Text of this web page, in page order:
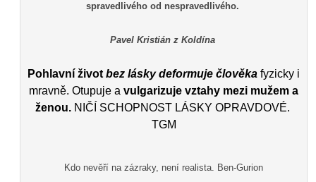
spravedlivého od nespravedlivého.
Pavel Kristián z Koldína
Pohlavní život bez lásky deformuje člověka fyzicky i
mravně. Otupuje avulgarizuje vztahy mezi mužem a
ženou. NIČÍ SCHOPNOST LÁSKY OPRAVDOVÉ.
TGM
Kdo nevěří na zázraky, není realista. Ben-Gurion